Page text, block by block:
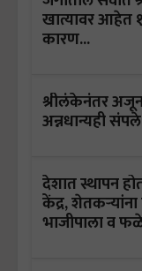
खात्यावर आहेत
कारण...
श्रीलंकेनंतर
अन्नधान्यही
देशात स्थापन
केंद्र,
भाजीपाला व